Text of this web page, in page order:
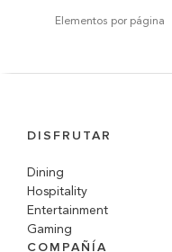
Elementos por página
DISFRUTAR
Dining
Hospitality
Entertainment
Gaming
COMPAÑÍA